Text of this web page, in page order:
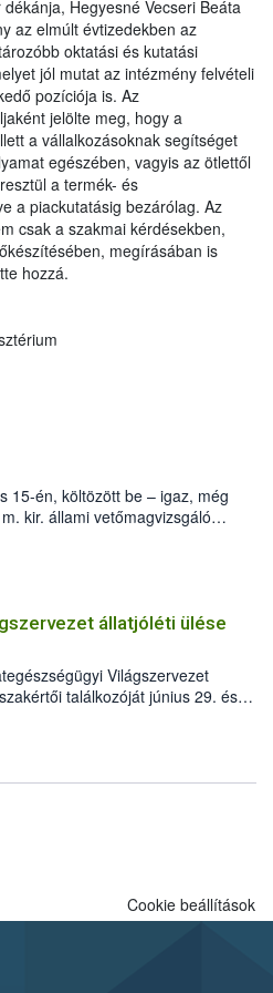
Hegyesné Vecseri Beáta
az elmúlt évtizedekben az
oktatási és kutatási
jól mutat az intézmény felvételi
pozíciója is. Az
jelölte meg, hogy a
a vállalkozásoknak segítséget
egészében, vagyis az ötlettől
a termék- és
a piackutatásig bezárólag. Az
csak a szakmai kérdésekben,
megírásában is
hozzá.
15-én, költözött be – igaz, még
kir. állami vetőmagvizsgáló
alatti, Czigler Győző által
állatjóléti ülése
Világszervezet
találkozóját június 29. és
Felelős
Élelmiszerlánc-biztonsági
elősegítése volt az európai
haszonállatok jólétének
Cookie beállítások